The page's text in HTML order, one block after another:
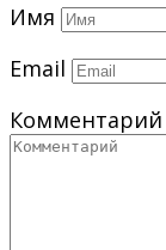
Имя
Email
Комментарий